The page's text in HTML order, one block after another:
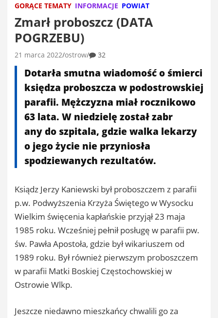
GORĄCE TEMATY INFORMACJE POWIAT
Zmarł proboszcz (DATA
POGRZEBU)
21 marca 2022 ostrow 32
Dotarła smutna wiadomość o śmierci
księdza proboszcza w podostrowskiej
parafii. Mężczyzna miał rocznikowo
63 lata. W niedzielę został zabr
any do szpitala, gdzie walka lekarzy
o jego życie nie przyniosła
spodziewanych rezultatów.
Ksiądz Jerzy Kaniewski był proboszczem z parafii
p.w. Podwyższenia Krzyża Świętego w Wysocku
Wielkim święcenia kapłańskie przyjął 23 maja
1985 roku. Wcześniej pełnił posługę w parafii pw.
św. Pawła Apostoła, gdzie był wikariuszem od
1989 roku. Był również pierwszym proboszczem
w parafii Matki Boskiej Częstochowskiej w
Ostrowie Wlkp.
Jeszcze niedawno mieszkańcy chwalili go za